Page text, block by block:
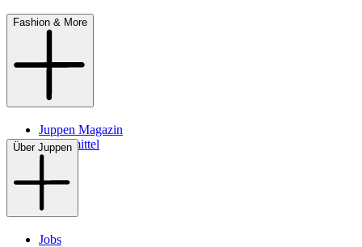
Fashion & More
Juppen Magazin
Pflegemittel
Über Juppen
Jobs